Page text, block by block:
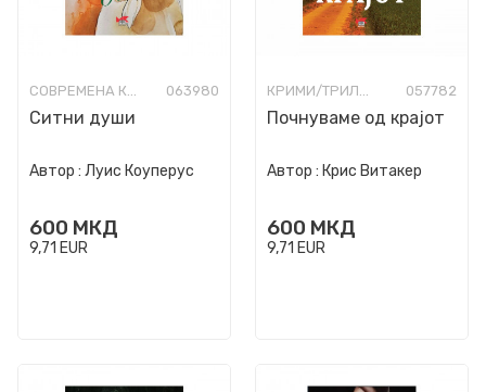
СОВРЕМЕНА КНИЖЕВНОСТ 063980
Ситни души
Автор : Луис Коуперус
600 МКД
9,71 EUR
КРИМИ/ТРИЛЕР 057782
Почнуваме од крајот
Автор : Крис Витакер
600 МКД
9,71 EUR